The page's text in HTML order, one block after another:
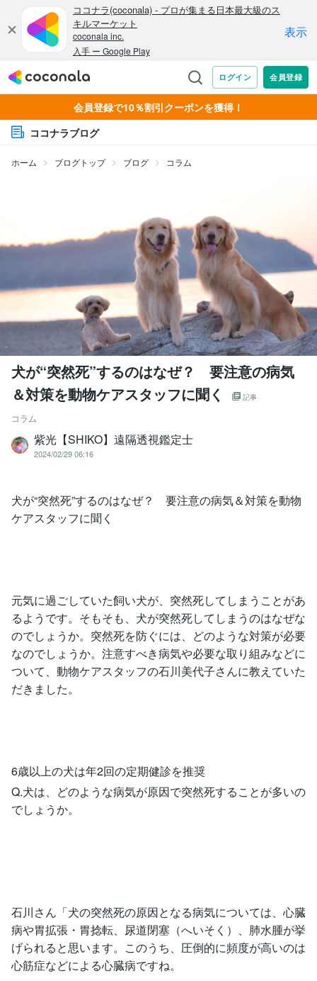
会員登録で10％割引クーポンを獲得！
ココナラブログ
ホーム ブログトップ ブログ コラム
犬が“突然死”するのはなぜ？ 要注意の病気
＆対策を動物ケアスタッフに聞く
記事
コラム
紫光【SHIKO】遠隔透視鑑定士
2024/02/29 06:16
犬が“突然死”するのはなぜ？ 要注意の病気＆対策を動物
ケアスタッフに聞く
元気に過ごしていた飼い犬が、突然死してしまうことがあ
るようです。そもそも、犬が突然死してしまうのはなぜな
のでしょうか。突然死を防ぐには、どのような対策が必要
なのでしょうか。注意すべき病気や必要な取り組みなどに
ついて、動物ケアスタッフの石川美代子さんに教えていた
だきました。
6歳以上の犬は年2回の定期健診を推奨
Q.犬は、どのような病気が原因で突然死することが多いの
でしょうか。
石川さん「犬の突然死の原因となる病気については、心臓
病や胃拡張・胃捻転、尿道閉塞（へいそく）、肺水腫が挙
げられると思います。このうち、圧倒的に頻度が高いのは
心筋症などによる心臓病ですね。